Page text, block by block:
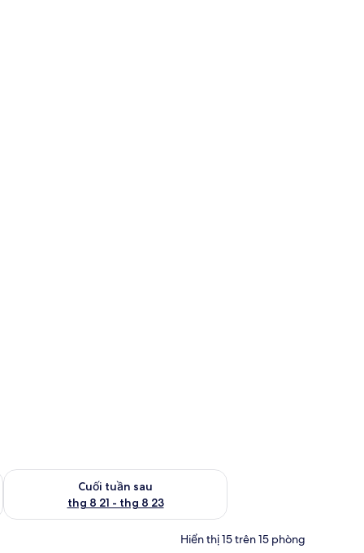
8 14 - thg 8 16
Cuối tuần sau
thg 8 21 - thg 8 23
Kiểm tra lượng phòng cuối tuần tới từ thg 8 21 - thg 8 23
Hiển thị 15 trên 15 phòng